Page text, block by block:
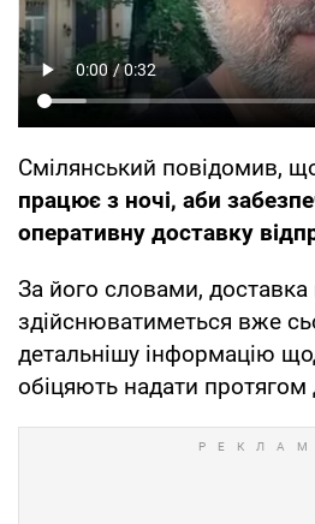
Смілянський повідомив,
працює з ночі, аби
оперативну доставку
За його словами, доставка
здійснюватиметься вже
детальнішу інформацію
обіцяють надати протягом